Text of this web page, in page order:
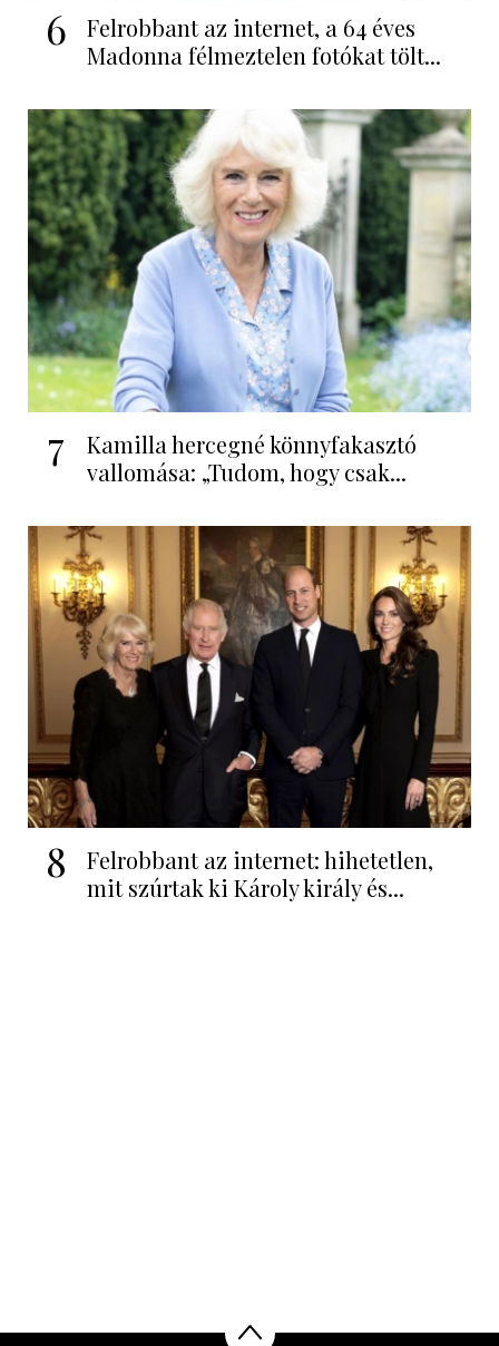
6
Felrobbant az internet, a 64 éves
Madonna félmeztelen fotókat tölt...
7
Kamilla hercegné könnyfakasztó
vallomása: „Tudom, hogy csak...
8
Felrobbant az internet: hihetetlen,
mit szúrtak ki Károly király és...